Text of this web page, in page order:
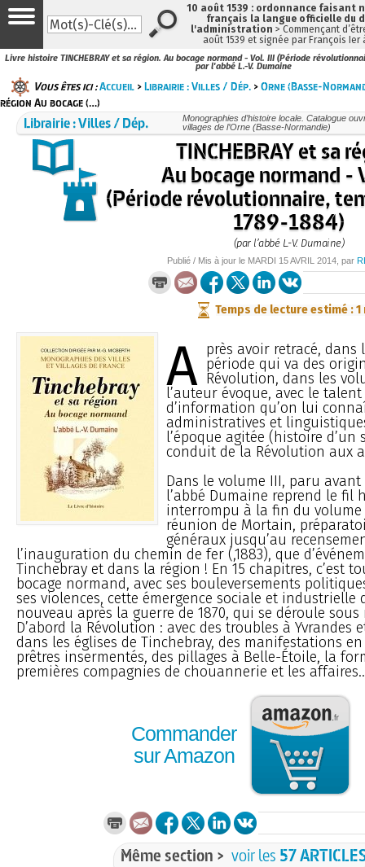
Livre histoire TINCHEBRAY et sa région. Au bocage normand - Vol. III (Période
par l'abbé L.-V. Dumaine
Vous êtes ici :Accueil >Librairie : Villes / Dép. >Orne (Basse-
région Au bocage (…)
Librairie : Villes / Dép.
Monographies d’histoire locale. Catalogue
villages de l’Orne (Basse-Normandie)
TINCHEBRAY et sa
Au bocage normand -
(Période révolutionnaire,
1789-1884)
(par l’abbé L.-V. Dumaine)
Publié / Mis à jour le MARDI 15 AVRIL 2014 , par
Temps de lecture estimé : 1
A près avoir retracé, dans
période qui va des
Révolution, dans les
l’auteur évoque, avec le
d’information qu’on lui
administratives et
l’époque agitée (histoire d’un
conduit de la Révolution aux
Dans le volume III, paru avant
l’abbé Dumaine reprend le fil
interrompu à la fin du volume
réunion de Mortain,
généraux jusqu’au
l’inauguration du chemin de fer (,1883), que
Tinchebray et dans la région ! En 15 chapitres, c’est
bocage normand, avec ses bouleversements
ses violences, cette émergence sociale et industrielle
nouveau après la guerre de 1870, qui se déroule sous
D’abord la Révolution : avec des troubles à Yvrandes
dans les églises de Tinchebray, des manifestations
prêtres insermentés, des pillages à Belle-Étoile, la
premières compagnies de chouannerie et les
Commander
sur Amazon
Même section > voir les 57
10 août 1539 : ordonnance faisant
français la langue officielle du
l'administration > Commençant
août 1539 et signée par François